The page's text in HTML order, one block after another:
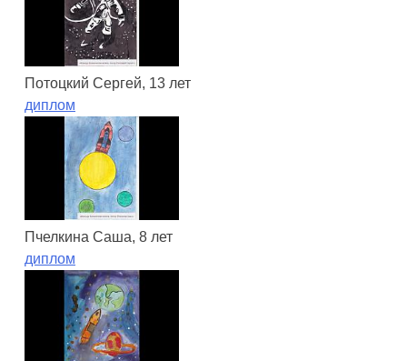
Потоцкий Сергей, 13 лет
диплом
Пчелкина Саша, 8 лет
диплом